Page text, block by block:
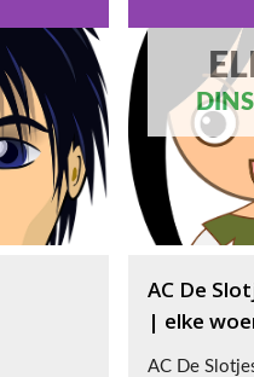
AC De
| elke
AC De